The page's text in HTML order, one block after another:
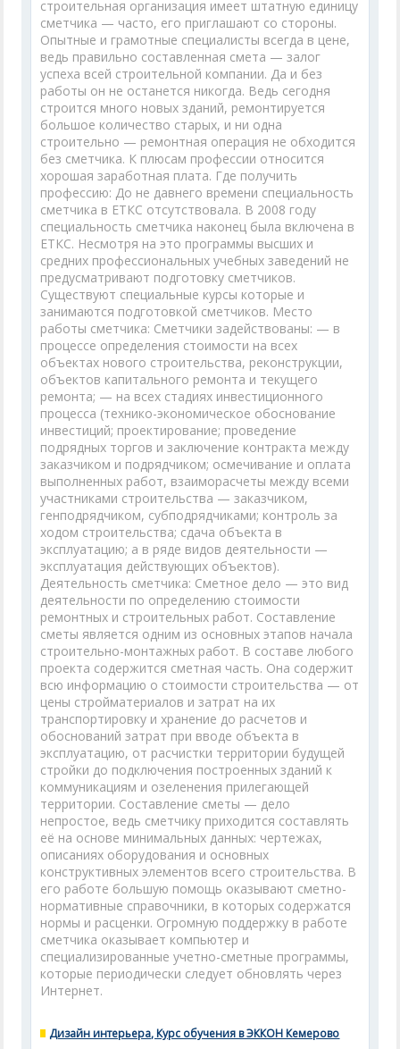
строительная организация имеет штатную единицу
сметчика — часто, его приглашают со стороны.
Опытные и грамотные специалисты всегда в цене,
ведь правильно составленная смета — залог
успеха всей строительной компании. Да и без
работы он не останется никогда. Ведь сегодня
строится много новых зданий, ремонтируется
большое количество старых, и ни одна
строительно — ремонтная операция не обходится
без сметчика. К плюсам профессии относится
хорошая заработная плата. Где получить
профессию: До не давнего времени специальность
сметчика в ЕТКС отсутствовала. В 2008 году
специальность сметчика наконец была включена в
ЕТКС. Несмотря на это программы высших и
средних профессиональных учебных заведений не
предусматривают подготовку сметчиков.
Существуют специальные курсы которые и
занимаются подготовкой сметчиков. Место
работы сметчика: Сметчики задействованы: — в
процессе определения стоимости на всех
объектах нового строительства, реконструкции,
объектов капитального ремонта и текущего
ремонта; — на всех стадиях инвестиционного
процесса (технико-экономическое обоснование
инвестиций; проектирование; проведение
подрядных торгов и заключение контракта между
заказчиком и подрядчиком; осмечивание и оплата
выполненных работ, взаиморасчеты между всеми
участниками строительства — заказчиком,
генподрядчиком, субподрядчиками; контроль за
ходом строительства; сдача объекта в
эксплуатацию; а в ряде видов деятельности —
эксплуатация действующих объектов).
Деятельность сметчика: Сметное дело — это вид
деятельности по определению стоимости
ремонтных и строительных работ. Составление
сметы является одним из основных этапов начала
строительно-монтажных работ. В составе любого
проекта содержится сметная часть. Она содержит
всю информацию о стоимости строительства — от
цены стройматериалов и затрат на их
транспортировку и хранение до расчетов и
обоснований затрат при вводе объекта в
эксплуатацию, от расчистки территории будущей
стройки до подключения построенных зданий к
коммуникациям и озеленения прилегающей
территории. Составление сметы — дело
непростое, ведь сметчику приходится составлять
её на основе минимальных данных: чертежах,
описаниях оборудования и основных
конструктивных элементов всего строительства. В
его работе большую помощь оказывают сметно-
нормативные справочники, в которых содержатся
нормы и расценки. Огромную поддержку в работе
сметчика оказывает компьютер и
специализированные учетно-сметные программы,
которые периодически следует обновлять через
Интернет.
Дизайн интерьера, Курс обучения в ЭККОН Кемерово